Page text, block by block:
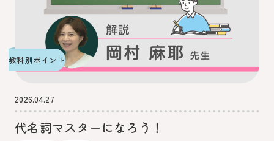
教科別ポイント
2026.04.27
代名詞マスターになろう！